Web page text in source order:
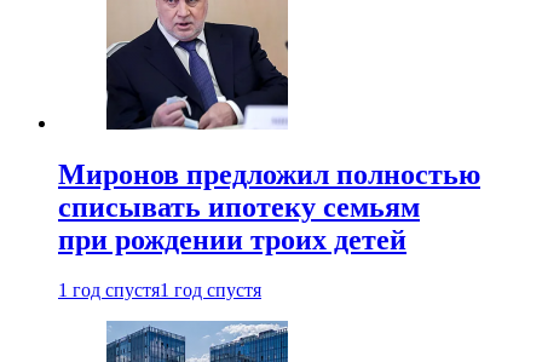
Миронов предложил полностью
списывать ипотеку семьям
при рождении троих детей
1 год спустя1 год спустя